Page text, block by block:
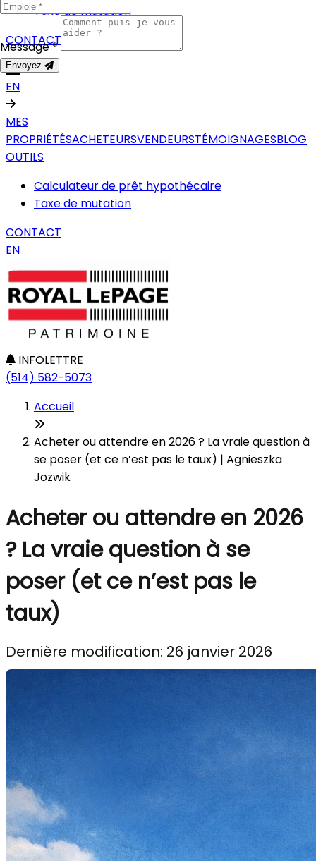
Taxe de mutation
CONTACT
EN
MES
PROPRIÉTÉSACHETEURSVENDEURSTÉMOIGNAGESBLOG
OUTILS
Calculateur de prêt hypothécaire
Taxe de mutation
CONTACT
EN
INFOLETTRE
(514) 582-5073
Accueil
Acheter ou attendre en 2026 ? La vraie question à
se poser (et ce n’est pas le taux) | Agnieszka
Jozwik
Acheter ou attendre en 2026
? La vraie question à se
poser (et ce n’est pas le
taux)
Dernière modification: 26 janvier 2026
Message *
Envoyez